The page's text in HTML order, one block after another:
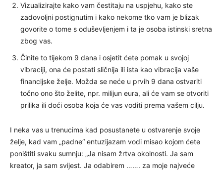
Vizualizirajte kako vam čestitaju na uspjehu, kako ste
zadovoljni postignutim i kako nekome tko vam je blizak
govorite o tome s oduševljenjem i ta je osoba istinski sretna
zbog vas.
Činite to tijekom 9 dana i osjetit ćete pomak u svojoj
vibraciji, ona će postati sličnija ili ista kao vibracija vaše
financijske želje. Možda se neće u prvih 9 dana ostvariti
točno ono što želite, npr. milijun eura, ali će vam se otvoriti
prilika ili doći osoba koja će vas voditi prema vašem cilju.
I neka vas u trenucima kad posustanete u ostvarenje svoje
želje, kad vam „padne“ entuzijazam vodi misao kojom ćete
poništiti svaku sumnju: „Ja nisam žrtva okolnosti. Ja sam
kreator, ja sam svijest. Ja odabirem ……. za moje najveće